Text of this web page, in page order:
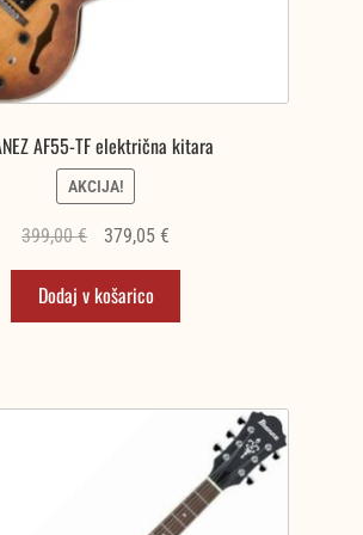
AF55-TF električna kitara
AKCIJA!
399,00€
Izvirna
je
bila:
379,05 €Trenutna
379,05 €.
Dodaj v košarico